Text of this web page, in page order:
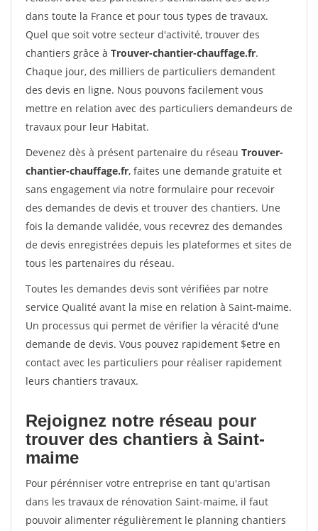
dans toute la France et pour tous types de travaux.
Quel que soit votre secteur d'activité, trouver des
chantiers grâce à Trouver-chantier-chauffage.fr.
Chaque jour, des milliers de particuliers demandent
des devis en ligne. Nous pouvons facilement vous
mettre en relation avec des particuliers demandeurs de
travaux pour leur Habitat.
Devenez dès à présent partenaire du réseau Trouver-
chantier-chauffage.fr, faites une demande gratuite et
sans engagement via notre formulaire pour recevoir
des demandes de devis et trouver des chantiers. Une
fois la demande validée, vous recevrez des demandes
de devis enregistrées depuis les plateformes et sites de
tous les partenaires du réseau.
Toutes les demandes devis sont vérifiées par notre
service Qualité avant la mise en relation à Saint-maime.
Un processus qui permet de vérifier la véracité d'une
demande de devis. Vous pouvez rapidement $etre en
contact avec les particuliers pour réaliser rapidement
leurs chantiers travaux.
Rejoignez notre réseau pour
trouver des chantiers à Saint-
maime
Pour pérénniser votre entreprise en tant qu'artisan
dans les travaux de rénovation Saint-maime, il faut
pouvoir alimenter régulièrement le planning chantiers